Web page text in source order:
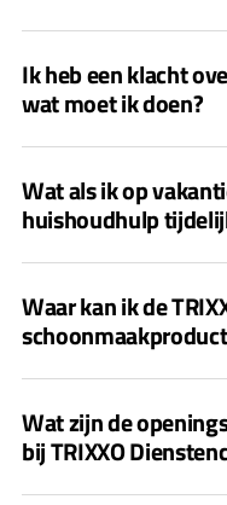
Ik heb een klacht
wat moet ik doen?
Wat als ik op
huishoudhulp
Waar kan ik de
Wat zijn de
bij TRIXXO